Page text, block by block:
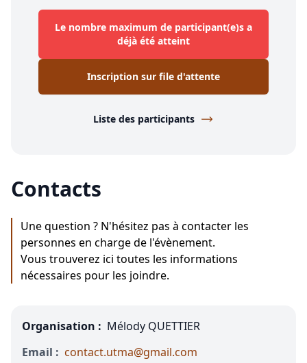
Le nombre maximum de participant(e)s a
déjà été atteint
Inscription sur file d'attente
Liste des participants
Contacts
Une question ? N'hésitez pas à contacter les
personnes en charge de l'évènement.
Vous trouverez ici toutes les informations
nécessaires pour les joindre.
Organisation : Mélody QUETTIER
Email : contact.utma@gmail.com